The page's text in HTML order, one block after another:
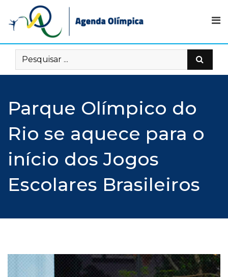
content
Parque Olímpico do
Rio se aquece para o
início dos Jogos
Escolares Brasileiros